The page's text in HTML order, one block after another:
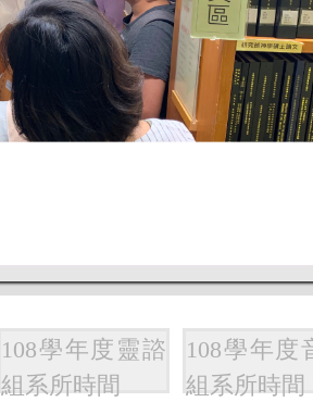
108學年度靈諮
組系所時間
108學年度
組系所時間